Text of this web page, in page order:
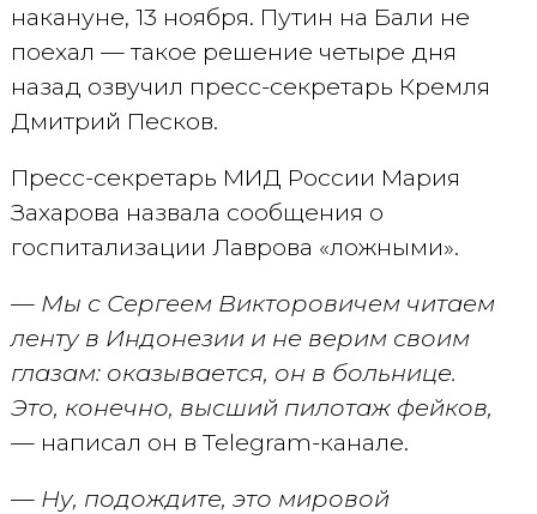
накануне, 13 ноября. Путин на Бали не
поехал — такое решение четыре дня
назад озвучил пресс-секретарь Кремля
Дмитрий Песков.
Пресс-секретарь МИД России Мария
Захарова назвала сообщения о
госпитализации Лаврова «ложными».
— Мы с Сергеем Викторовичем читаем
ленту в Индонезии и не верим своим
глазам: оказывается, он в больнице.
Это, конечно, высший пилотаж фейков,
— написал он в Telegram-канале.
— Ну, подождите, это мировой